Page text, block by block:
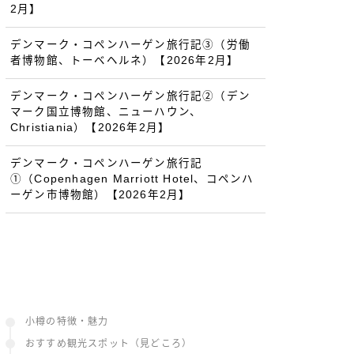
2月】
デンマーク・コペンハーゲン旅行記③（労働
者博物館、トーベヘルネ）【2026年2月】
デンマーク・コペンハーゲン旅行記②（デン
マーク国立博物館、ニューハウン、
Christiania）【2026年2月】
デンマーク・コペンハーゲン旅行記
①（Copenhagen Marriott Hotel、コペンハ
ーゲン市博物館）【2026年2月】
小樽の特徴・魅力
おすすめ観光スポット（見どころ）